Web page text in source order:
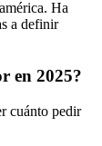
Ha
a definir
en 2025?
cuánto pedir